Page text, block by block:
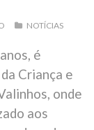
NOTÍCIAS
é
Criança e
onde
aos